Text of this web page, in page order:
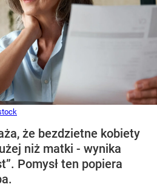
że bezdzietne kobiety
niż matki - wynika
Pomysł ten popiera